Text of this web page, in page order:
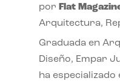
por Flat
Arquitectura,
Graduada en
Diseño, Empar
ha